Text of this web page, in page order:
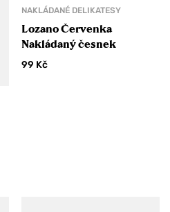
NAKLÁDANÉ DELIKATESY
Lozano Červenka
Nakládaný česnek
99 Kč